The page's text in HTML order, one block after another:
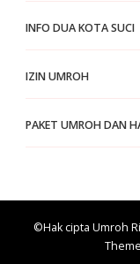
INFO DUA KOTA SUCI
IZIN UMROH
PAKET UMROH DAN
©Hak cipta Umroh